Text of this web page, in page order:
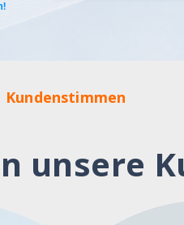
Kundenstimmen
unsere